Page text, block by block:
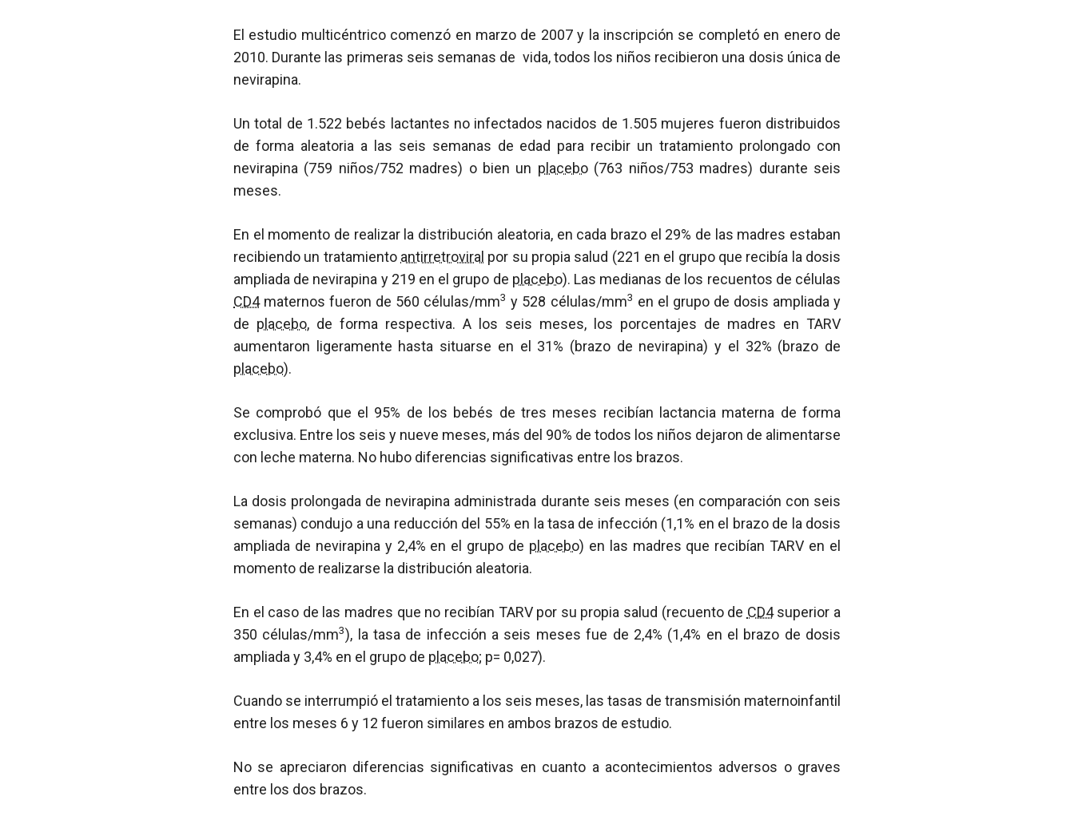
El estudio multicéntrico comenzó en marzo de 2007 y la inscripción se completó en enero de
2010. Durante las primeras seis semanas de vida, todos los niños recibieron una dosis única de
nevirapina.
Un total de 1.522 bebés lactantes no infectados nacidos de 1.505 mujeres fueron distribuidos
de forma aleatoria a las seis semanas de edad para recibir un tratamiento prolongado con
nevirapina (759 niños/752 madres) o bien un placebo(763 niños/753 madres) durante seis
meses.
En el momento de realizar la distribución aleatoria, en cada brazo el 29% de las madres estaban
recibiendo un tratamiento antirretroviral por su propia salud (221 en el grupo que recibía la dosis
ampliada de nevirapina y 219 en el grupo de placebo). Las medianas de los recuentos de células
CD4maternos fueron de 560 células/mm3 y 528 células/mm3 en el grupo de dosis ampliada y
de placebo, de forma respectiva. A los seis meses, los porcentajes de madres en TARV
aumentaron ligeramente hasta situarse en el 31% (brazo de nevirapina) y el 32% (brazo de
placebo).
Se comprobó que el 95% de los bebés de tres meses recibían lactancia materna de forma
exclusiva. Entre los seis y nueve meses, más del 90% de todos los niños dejaron de alimentarse
con leche materna. No hubo diferencias significativas entre los brazos.
La dosis prolongada de nevirapina administrada durante seis meses (en comparación con seis
semanas) condujo a una reducción del 55% en la tasa de infección (1,1% en el brazo de la dosis
ampliada de nevirapina y 2,4% en el grupo de placebo) en las madres que recibían TARV en el
momento de realizarse la distribución aleatoria.
En el caso de las madres que no recibían TARV por su propia salud (recuento de CD4superior a
350 células/mm3), la tasa de infección a seis meses fue de 2,4% (1,4% en el brazo de dosis
ampliada y 3,4% en el grupo de placebo; p= 0,027).
Cuando se interrumpió el tratamiento a los seis meses, las tasas de transmisión maternoinfantil
entre los meses 6 y 12 fueron similares en ambos brazos de estudio.
No se apreciaron diferencias significativas en cuanto a acontecimientos adversos o graves
entre los dos brazos.